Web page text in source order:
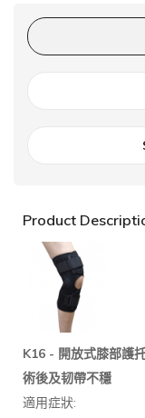
Product
K16 - 開放式膝部護
術後及韧帶不穩
適用症狀: